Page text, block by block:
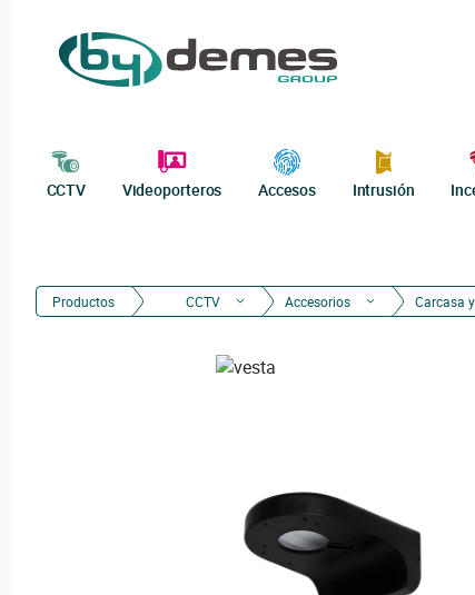
CCTV Videoporteros Accesos Intrusión
Productos CCTV Accesorios Carcasa